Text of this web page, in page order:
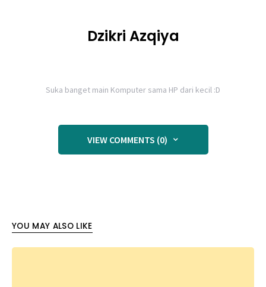
Dzikri Azqiya
Suka banget main Komputer sama HP dari kecil :D
VIEW COMMENTS (0)
YOU MAY ALSO LIKE